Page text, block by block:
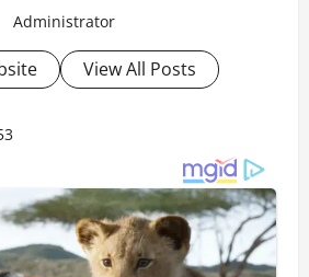
Administrator
View All Posts